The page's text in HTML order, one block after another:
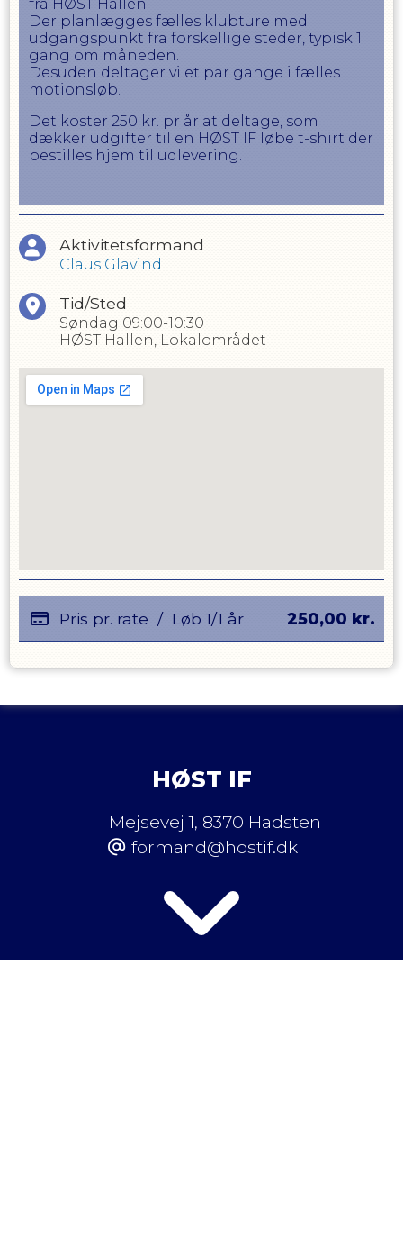
fra HØST Hallen.
Der planlægges fælles klubture med
udgangspunkt fra forskellige steder, typisk 1
gang om måneden.
Desuden deltager vi et par gange i fælles
motionsløb.
Det koster 250 kr. pr år at deltage, som
dækker udgifter til en HØST IF løbe t-shirt der
bestilles hjem til udlevering.
Aktivitetsformand
Claus Glavind
Tid/Sted
Søndag 09:00-10:30
HØST Hallen, Lokalområdet
Pris pr. rate / Løb 1/1 år 250,00 kr.
HØST IF
Mejsevej 1, 8370 Hadsten
formand@hostif.dk